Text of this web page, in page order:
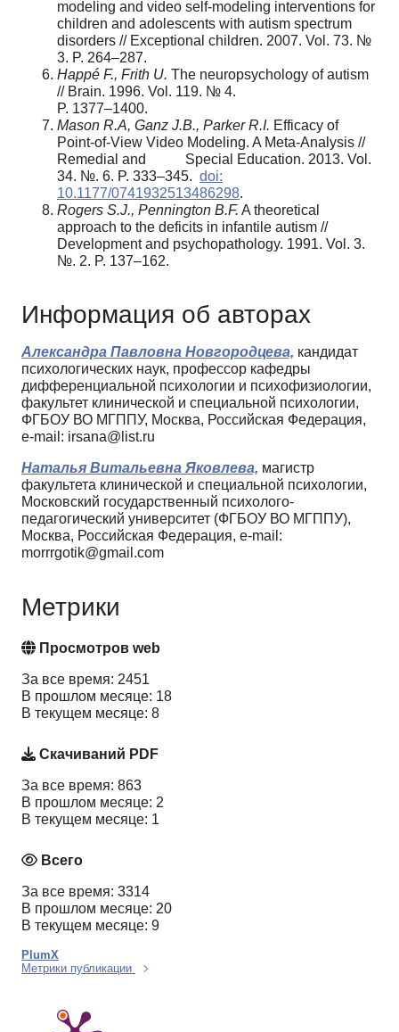
modeling and video self-modeling interventions for
children and adolescents with autism spectrum
disorders // Exceptional children. 2007. Vol. 73. №
3. P. 264–287.
Happé F., Frith U. The neuropsychology of autism
// Brain. 1996. Vol. 119. № 4.
P. 1377–1400.
Mason R.A, Ganz J.B., Parker R.I. Efficacy of
Point-of-View Video Modeling. A Meta-Analysis //
Remedial and Special Education. 2013. Vol.
34. №. 6. P. 333–345. doi:
10.1177/0741932513486298.
Rogers S.J., Pennington B.F. A theoretical
approach to the deficits in infantile autism //
Development and psychopathology. 1991. Vol. 3.
№. 2. P. 137–162.
Информация об авторах
Александра Павловна Новгородцева, кандидат
психологических наук, профессор кафедры
дифференциальной психологии и психофизиологии,
факультет клинической и специальной психологии,
ФГБОУ ВО МГППУ, Москва, Российская Федерация,
e-mail: irsana@list.ru
Наталья Витальевна Яковлева, магистр
факультета клинической и специальной психологии,
Московский государственный психолого-
педагогический университет (ФГБОУ ВО МГППУ),
Москва, Российская Федерация, e-mail:
morrrgotik@gmail.com
Метрики
Просмотров web
За все время: 2451
В прошлом месяце: 18
В текущем месяце: 8
Скачиваний PDF
За все время: 863
В прошлом месяце: 2
В текущем месяце: 1
Всего
За все время: 3314
В прошлом месяце: 20
В текущем месяце: 9
PlumX
Метрики публикации